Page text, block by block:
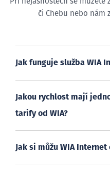
či Chebu nebo nám
Jak funguje služba WIA
Jakou rychlost mají
tarify od WIA?
Jak si můžu WIA